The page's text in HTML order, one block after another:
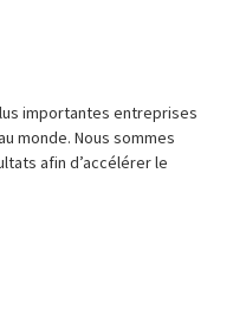
importantes entreprises
monde. Nous sommes
afin d’accélérer le